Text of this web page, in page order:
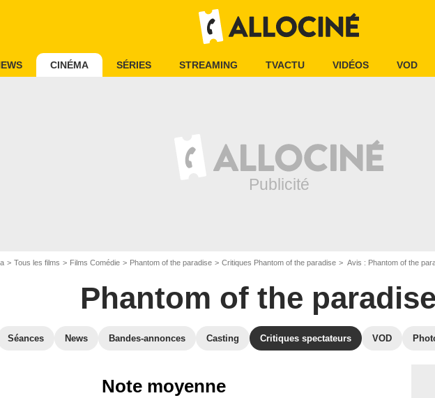
CINÉMA SÉRIES STREAMING TVACTU VIDÉOS VOD
Tous les films Films Comédie Phantom of the paradise Critiques Phantom of the paradise Avis : Phantom of the
Phantom of the paradise
Séances News Bandes-annonces Casting Critiques spectateurs VOD
Note moyenne